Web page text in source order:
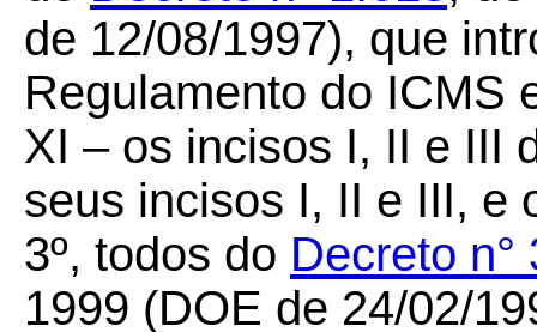
de 12/08/1997), que
Regulamento do ICMS
XI – os incisos I, II e III
seus incisos I, II e III, e
3º, todos do Decreto n°
1999 (DOE de 24/02/